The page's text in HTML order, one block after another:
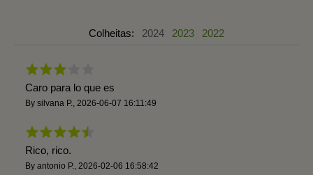
Colheitas: 2024 2023 2022
Caro para lo que es
By silvana P. 2026-06-07 16:11:49
Rico, rico.
By antonio P. 2026-02-06 16:58:42